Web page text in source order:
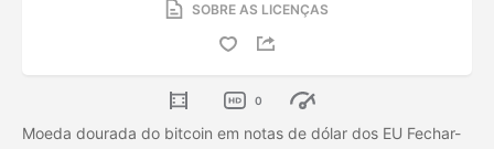
SOBRE AS LICENÇAS
0
Moeda dourada do bitcoin em notas de dólar dos EU Fechar-